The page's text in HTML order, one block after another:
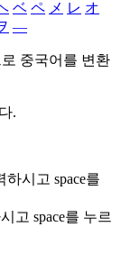
ベ ペ メ レ オ
―
중국어를 변환
.
하시고 space를
고 space를 누르